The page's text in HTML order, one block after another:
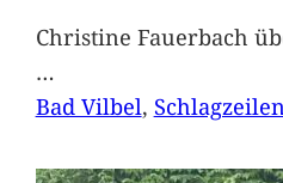
Christine Fauerbach
…
Bad Vilbel, Schlagzeilen